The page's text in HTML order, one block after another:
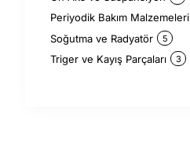
Periyodik Bakım Malzemeleri
Soğutma ve Radyatör 5
Triger ve Kayış Parçaları 3